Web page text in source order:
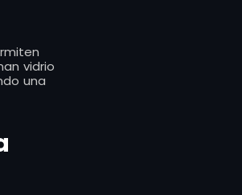
vidrio
una